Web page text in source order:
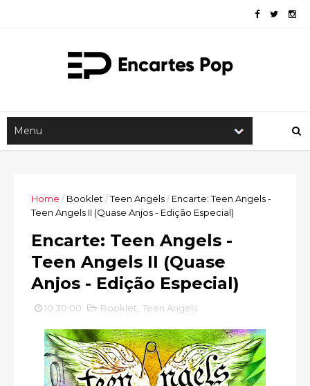
Home / Booklet /Teen Angels/ Encarte: Teen Angels -
Teen Angels II (Quase Anjos - Edição Especial)
Encarte: Teen Angels -
Teen Angels II (Quase
Anjos - Edição Especial)
10:30:00 Booklet Teen Angels